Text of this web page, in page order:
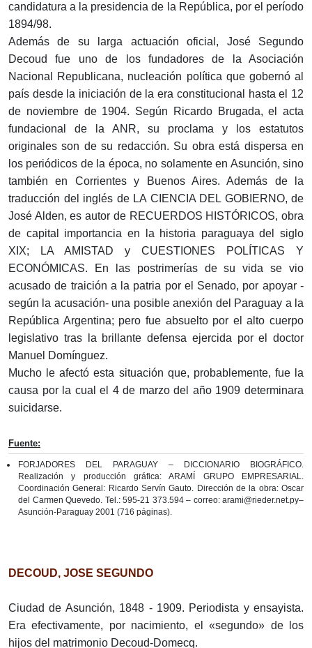
candidatura a la presidencia de la República, por el período
1894/98.
Además de su larga actuación oficial, José Segundo
Decoud fue uno de los fundadores de la Asociación
Nacional Republicana, nucleación política que gobernó al
país desde la iniciación de la era constitucional hasta el 12
de noviembre de 1904. Según Ricardo Brugada, el acta
fundacional de la ANR, su proclama y los estatutos
originales son de su redacción. Su obra está dispersa en
los periódicos de la época, no solamente en Asunción, sino
también en Corrientes y Buenos Aires. Además de la
traducción del inglés de LA CIENCIA DEL GOBIERNO, de
José Alden, es autor de RECUERDOS HISTÓRICOS, obra
de capital importancia en la historia paraguaya del siglo
XIX; LA AMISTAD y CUESTIONES POLÍTICAS Y
ECONÓMICAS. En las postrimerías de su vida se vio
acusado de traición a la patria por el Senado, por apoyar -
según la acusación- una posible anexión del Paraguay a la
República Argentina; pero fue absuelto por el alto cuerpo
legislativo tras la brillante defensa ejercida por el doctor
Manuel Domínguez.
Mucho le afectó esta situación que, probablemente, fue la
causa por la cual el 4 de marzo del año 1909 determinara
suicidarse.
Fuente:
FORJADORES DEL PARAGUAY – DICCIONARIO BIOGRÁFICO.
Realización y producción gráfica: ARAMÍ GRUPO EMPRESARIAL.
Coordinación General: Ricardo Servín Gauto. Dirección de la obra: Oscar
del Carmen Quevedo. Tel.: 595-21 373.594 – correo: arami@rieder.net.py–
Asunción-Paraguay 2001 (716 páginas).
DECOUD, JOSE SEGUNDO
Ciudad de Asunción, 1848 - 1909. Periodista y ensayista.
Era efectivamente, por nacimiento, el «segundo» de los
hijos del matrimonio Decoud-Domecq.